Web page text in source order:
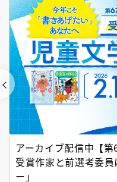
アーカイブ配信中【第
受賞作家と前選考委
ー」